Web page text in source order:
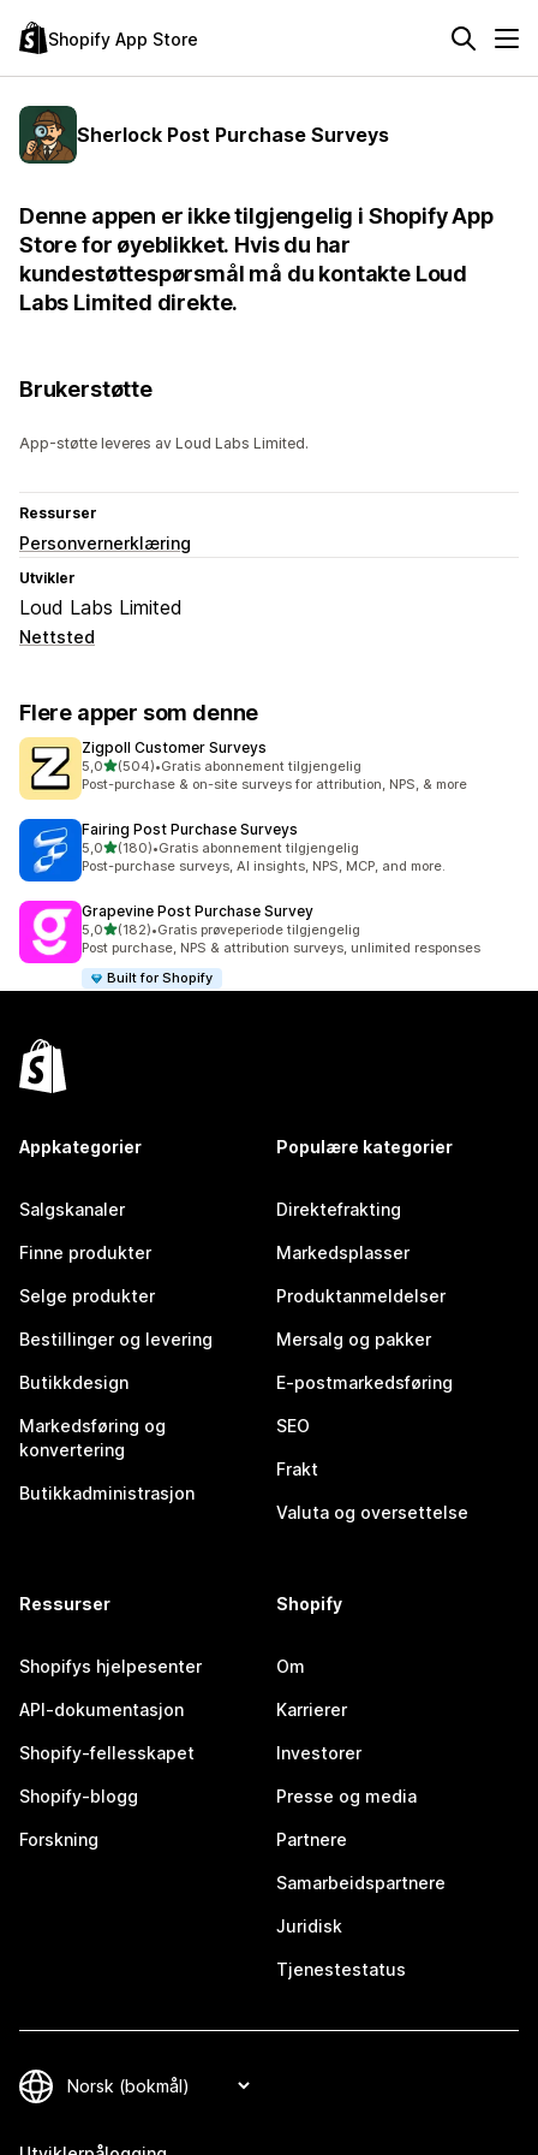
Shopify App Store
Sherlock Post Purchase Surveys
Denne appen er ikke tilgjengelig i Shopify App
Store for øyeblikket. Hvis du har
kundestøttespørsmål må du kontakte Loud
Labs Limited direkte.
Brukerstøtte
App-støtte leveres av Loud Labs Limited.
Ressurser
Personvernerklæring
Utvikler
Loud Labs Limited
Nettsted
Flere apper som denne
Zigpoll Customer Surveys
5,0av 5 stjerner
(504)
Totalt 504 omtaler
•Gratis abonnement tilgjengelig
Post-purchase & on-site surveys for attribution, NPS, & more
Fairing Post Purchase Surveys
5,0av 5 stjerner
(180)
Totalt 180 omtaler
•Gratis abonnement tilgjengelig
Post-purchase surveys, AI insights, NPS, MCP, and more.
Grapevine Post Purchase Survey
5,0av 5 stjerner
(182)
Totalt 182 omtaler
•Gratis prøveperiode tilgjengelig
Post purchase, NPS & attribution surveys, unlimited responses
Built for Shopify
Appkategorier
Salgskanaler
Finne produkter
Selge produkter
Bestillinger og levering
Butikkdesign
Markedsføring og
konvertering
Butikkadministrasjon
Populære kategorier
Direktefrakting
Markedsplasser
Produktanmeldelser
Mersalg og pakker
E-postmarkedsføring
SEO
Frakt
Valuta og oversettelse
Ressurser
Shopifys hjelpesenter
API-dokumentasjon
Shopify-fellesskapet
Shopify-blogg
Forskning
Shopify
Om
Karrierer
Investorer
Presse og media
Partnere
Samarbeidspartnere
Juridisk
Tjenestestatus